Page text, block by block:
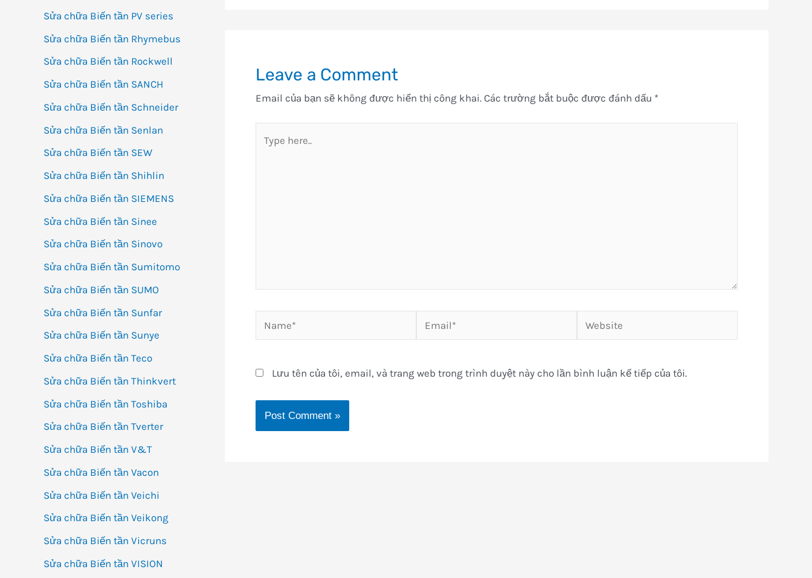
Sửa chữa Biến tần PV series
Sửa chữa Biến tần Rhymebus
Sửa chữa Biến tần Rockwell
Sửa chữa Biến tần SANCH
Sửa chữa Biến tần Schneider
Sửa chữa Biến tần Senlan
Sửa chữa Biến tần SEW
Sửa chữa Biến tần Shihlin
Sửa chữa Biến tần SIEMENS
Sửa chữa Biến tần Sinee
Sửa chữa Biến tần Sinovo
Sửa chữa Biến tần Sumitomo
Sửa chữa Biến tần SUMO
Sửa chữa Biến tần Sunfar
Sửa chữa Biến tần Sunye
Sửa chữa Biến tần Teco
Sửa chữa Biến tần Thinkvert
Sửa chữa Biến tần Toshiba
Sửa chữa Biến tần Tverter
Sửa chữa Biến tần V&T
Sửa chữa Biến tần Vacon
Sửa chữa Biến tần Veichi
Sửa chữa Biến tần Veikong
Sửa chữa Biến tần Vicruns
Sửa chữa Biến tần VISION
Leave a Comment
Email của bạn sẽ không được hiển thị công khai. Các trường bắt buộc được đánh dấu *
here..
Name* Email* Website
Lưu tên của tôi, email, và trang web trong trình duyệt này cho lần bình luận kế tiếp của tôi.